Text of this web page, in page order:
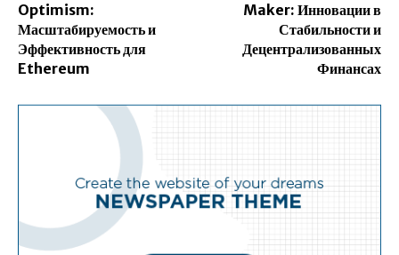
Optimism:
Масштабируемость и
Эффективность для
Ethereum
Maker: Инновации в
Стабильности и
Децентрализованных
Финансах